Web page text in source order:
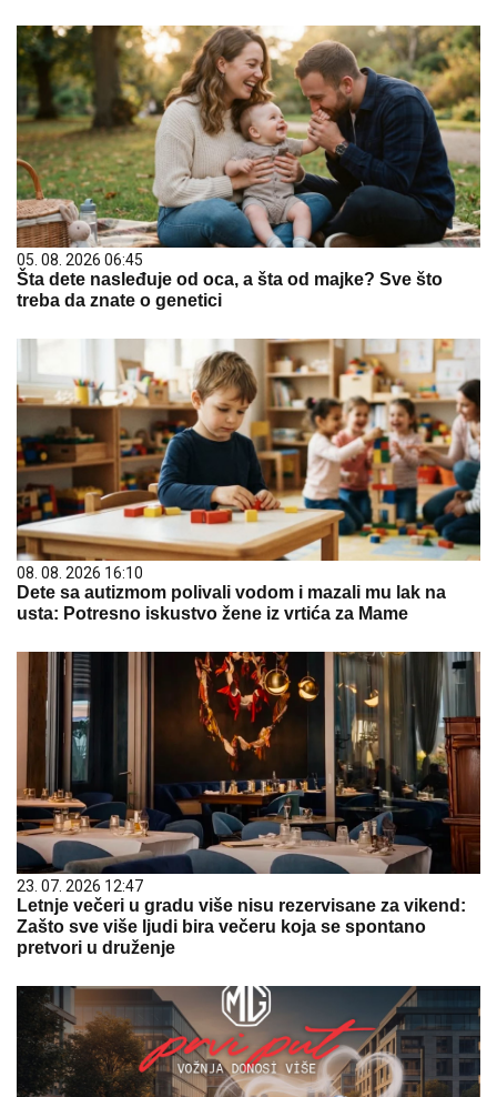
05. 08. 2026 06:45
Šta dete nasleđuje od oca, a šta od majke? Sve što
treba da znate o genetici
08. 08. 2026 16:10
Dete sa autizmom polivali vodom i mazali mu lak na
usta: Potresno iskustvo žene iz vrtića za Mame
23. 07. 2026 12:47
Letnje večeri u gradu više nisu rezervisane za vikend:
Zašto sve više ljudi bira večeru koja se spontano
pretvori u druženje